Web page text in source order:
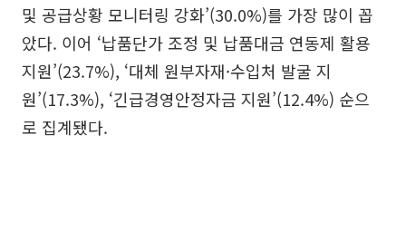
및 공급상황 모니터링 강화’(30.0%)를 가장 많이 꼽
았다. 이어 ‘납품단가 조정 및 납품대금 연동제 활용
지원’(23.7%), ‘대체 원부자재·수입처 발굴 지
원’(17.3%), ‘긴급경영안정자금 지원’(12.4%) 순으
로 집계됐다.